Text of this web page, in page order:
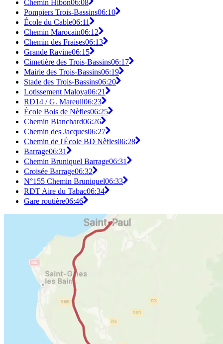
Chemin Hibon06:08
Pompiers Trois-Bassins06:10
École du Cable06:11
Chemin Marocain06:12
Chemin des Fraises06:13
Grande Ravine06:15
Cimetière des Trois-Bassins06:17
Mairie des Trois-Bassins06:19
Stade des Trois-Bassins06:20
Lotissement Maloya06:21
RD14 / G. Mareuil06:23
École Bois de Nèfles06:25
Chemin Blanchard06:26
Chemin des Jacques06:27
Chemin de l'École BD Nèfles06:28
Barrage06:31
Chemin Bruniquel Barrage06:31
Croisée Barrage06:32
N°155 Chemin Bruniquel06:33
RDT Aire du Tabac06:34
Gare routière06:46